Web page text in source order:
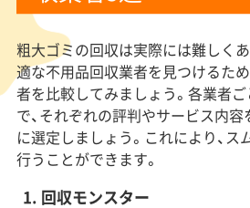
粗大ゴミの回収は実際には難しく
適な不用品回収業者を見つけるた
者を比較してみましょう。各業者
で、それぞれの評判やサービス内容
に選定しましょう。これにより、
行うことができます。
回収モンスター